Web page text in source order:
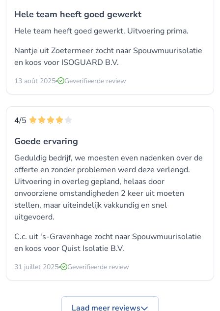
Hele team heeft goed gewerkt
Hele team heeft goed gewerkt. Uitvoering prima.
Nantje uit Zoetermeer zocht naar Spouwmuurisolatie
en koos voor ISOGUARD B.V.
13 août 2025 Geverifieerde review
4/5
Goede ervaring
Geduldig bedrijf, we moesten even nadenken over de
offerte en zonder problemen werd deze verlengd.
Uitvoering in overleg gepland, helaas door
onvoorziene omstandigheden 2 keer uit moeten
stellen, maar uiteindelijk vakkundig en snel
uitgevoerd.
C.c. uit 's-Gravenhage zocht naar Spouwmuurisolatie
en koos voor Quist Isolatie B.V.
31 juillet 2025 Geverifieerde review
Laad meer reviews